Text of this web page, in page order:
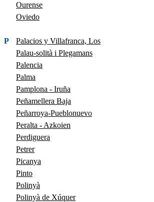
Ourense
Oviedo
P
Palacios y Villafranca, Los
Palau-solità i Plegamans
Palencia
Palma
Pamplona - Iruña
Peñamellera Baja
Peñarroya-Pueblonuevo
Peralta - Azkoien
Perdiguera
Petrer
Picanya
Pinto
Polinyà
Polinyà de Xúquer